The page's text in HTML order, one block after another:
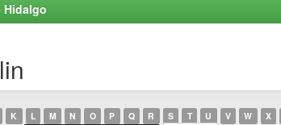
Hidalgo
K L M N O P Q R S T U V W X